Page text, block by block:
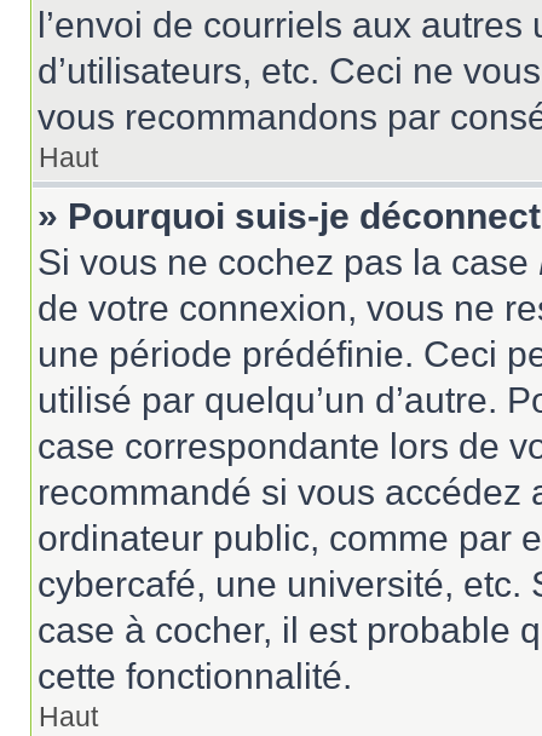
l’envoi de courriels aux
d’utilisateurs, etc. Ceci ne
vous recommandons par
Haut
» Pourquoi suis-je
Si vous ne cochez pas la case
de votre connexion, vous ne
une période prédéfinie. Ceci
utilisé par quelqu’un d’autre.
case correspondante lors de
recommandé si vous accédez
ordinateur public, comme par
cybercafé, une université, etc.
case à cocher, il est probable
cette fonctionnalité.
Haut